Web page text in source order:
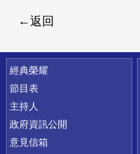
返回
快速連結
經典榮耀
節目表
主持人
政府資訊公開
意見信箱